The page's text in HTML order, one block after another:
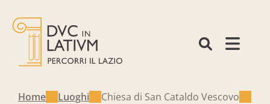
Home Luoghi Chiesa di San Cataldo Vescovo